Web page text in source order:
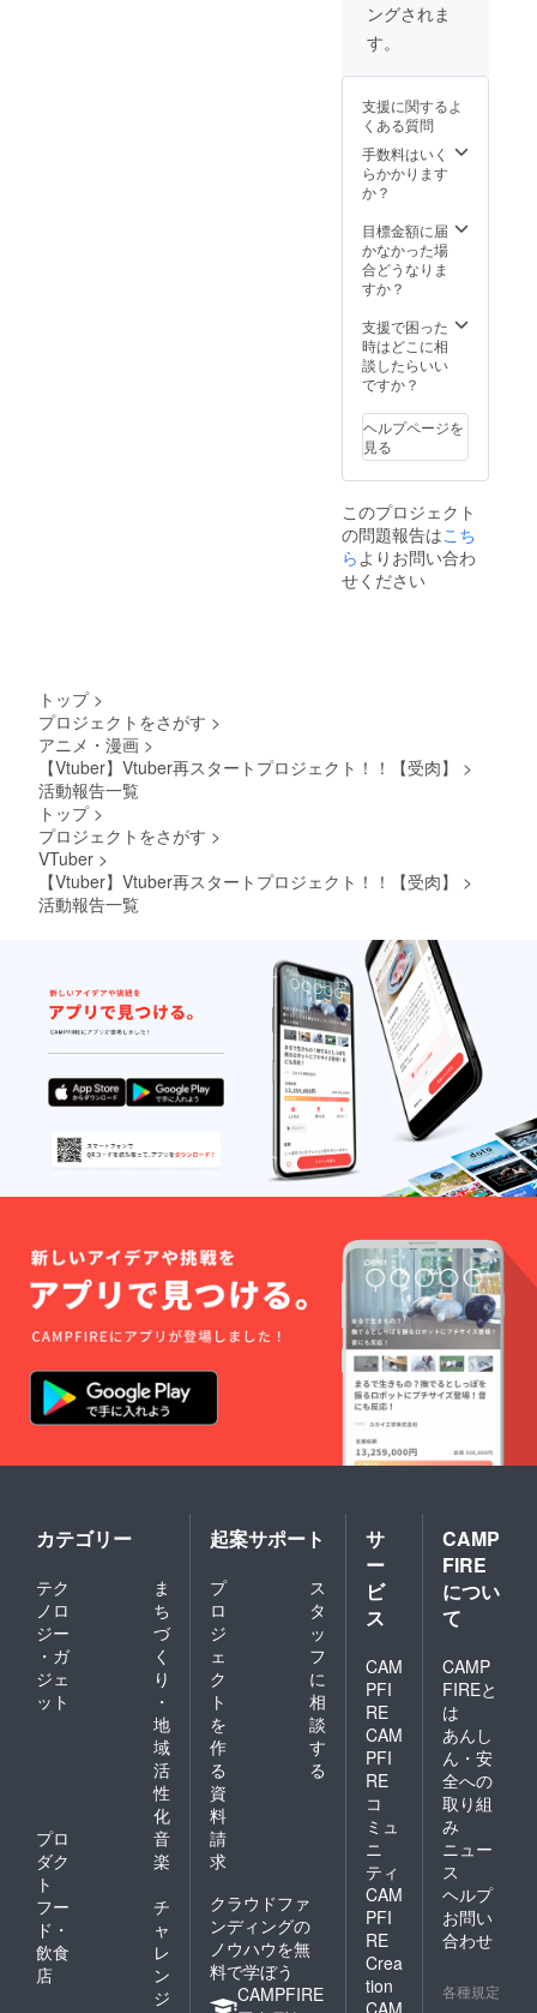
方法：ギガファ
イル便 ・動画内
でお呼びするお
名前を備考欄に
記載ください。
・お名前は動画
の冒頭でお呼び
します。 ・本リ
ターンの内容を
無断で転載・公
止です。
ングされま
す。
支援に関するよ
くある質問
手数料はいく
らかかります
か？
目標金額に届
かなかった場
合どうなりま
すか？
支援で困った
時はどこに相
談したらいい
ですか？
ヘルプページを
見る
このプロジェクト
の問題報告はこち
らよりお問い合わ
せください
トップ >
プロジェクトをさがす >
アニメ・漫画 >
【Vtuber】Vtuber再スタートプロジェクト！！【受肉】
>
活動報告一覧
トップ >
プロジェクトをさがす >
VTuber >
【Vtuber】Vtuber再スタートプロジェクト！！【受肉】
>
活動報告一覧
カテゴリー
テク
ノロ
ジー
・ガ
ジェ
ット
ま
ち
づ
く
り
・
地
域
活
性
化
プロ
ダク
ト
音
楽
フー
ド・
飲食
店
チ
ャ
レ
ン
ジ
起案サポート
プ
ロ
ジ
ェ
ク
ト
を
作
る
ス
タ
ッ
フ
に
相
談
す
る
資
料
請
求
クラウドファ
ンディングの
ノウハウを無
料で学ぼう
CAMPFIRE
サ
ー
ビ
ス
CAM
PFI
RE
CAM
PFI
RE
コ
ミュ
ニ
ティ
CAM
PFI
RE
Crea
tion
CAM
CAMP
FIRE
につい
て
CAMP
FIREと
は
あんし
ん・安
全への
取り組
み
ニュー
ス
ヘルプ
お問い
合わせ
各種規定